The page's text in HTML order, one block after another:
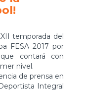
temporada del
FESA 2017 por
contará con
nivel.
de prensa en
Integral